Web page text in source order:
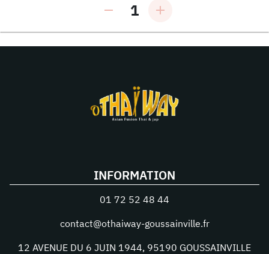
1
INFORMATION
01 72 52 48 44
contact@othaiway-goussainville.fr
12 AVENUE DU 6 JUIN 1944, 95190 GOUSSAINVILLE